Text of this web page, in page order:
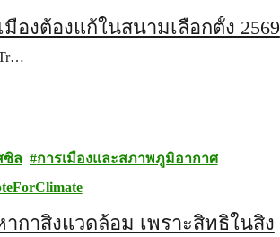
องต้องแก้ในสนามเลือกตั้ง 2569
ซิล
การเมืองและสภาพภูมิอากาศ
ากาสิ่งแวดล้อม เพราะสิทธิในสิ่ง